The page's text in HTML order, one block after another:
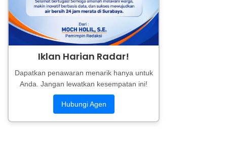
Iklan Harian Radar!
Dapatkan penawaran menarik hanya untuk
Anda. Jangan lewatkan kesempatan ini!
Hubungi Agen